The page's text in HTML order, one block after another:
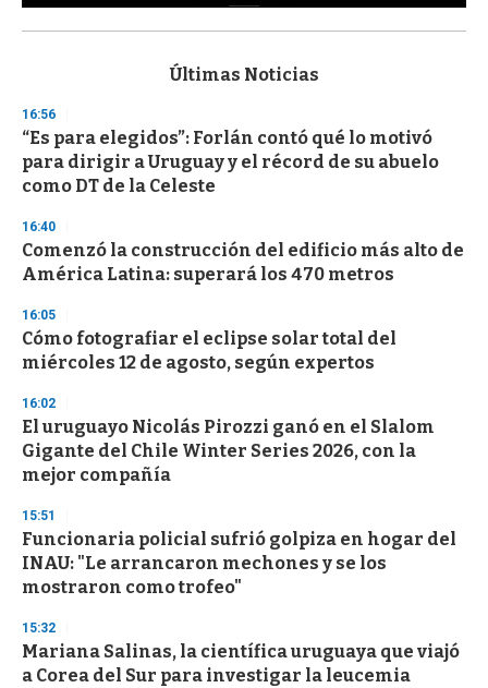
s
d
s
o
f
3
s
e
c
o
d
s
Últimas Noticias
16:56
“Es para elegidos”: Forlán contó qué lo motivó
para dirigir a Uruguay y el récord de su abuelo
como DT de la Celeste
16:40
Comenzó la construcción del edificio más alto de
América Latina: superará los 470 metros
16:05
Cómo fotografiar el eclipse solar total del
miércoles 12 de agosto, según expertos
16:02
El uruguayo Nicolás Pirozzi ganó en el Slalom
Gigante del Chile Winter Series 2026, con la
mejor compañía
15:51
Funcionaria policial sufrió golpiza en hogar del
INAU: "Le arrancaron mechones y se los
mostraron como trofeo"
15:32
Mariana Salinas, la científica uruguaya que viajó
a Corea del Sur para investigar la leucemia